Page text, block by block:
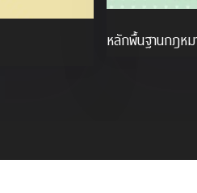
หลักพื้นฐานกฎห